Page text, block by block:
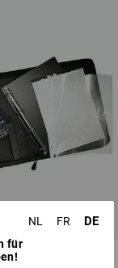
NL FR DE
für